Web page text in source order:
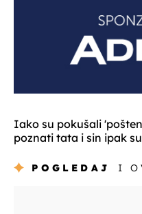
Iako su pokušali
poznati tata i sin ipak
POGLEDAJ I